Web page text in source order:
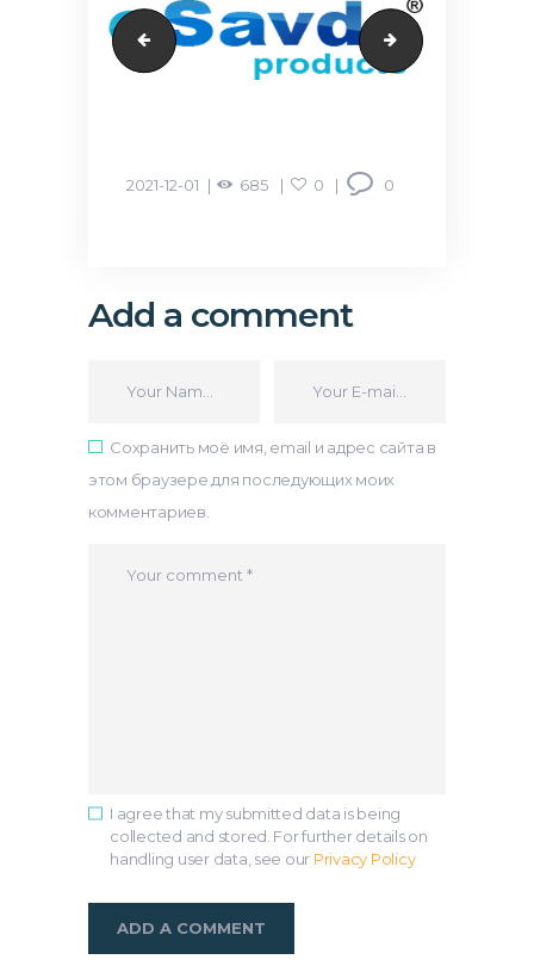
creditasia faberlic
2021-12-01 685 0 0
Add a comment
Сохранить моё имя, email и адрес сайта в
этом браузере для последующих моих
комментариев.
I agree that my submitted data is being
collected and stored. For further details on
handling user data, see our Privacy Policy